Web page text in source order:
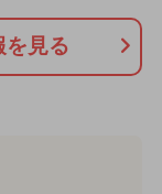
を見る